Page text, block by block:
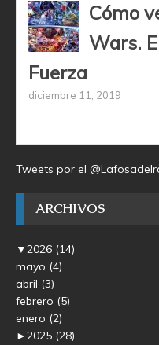
Cómo
Wars.
Fuerza
diciembre 11, 2019
Tweets por el
ARCHIVOS
▼2026 (14)
mayo (4)
abril (3)
febrero (5)
enero (2)
►2025 (28)